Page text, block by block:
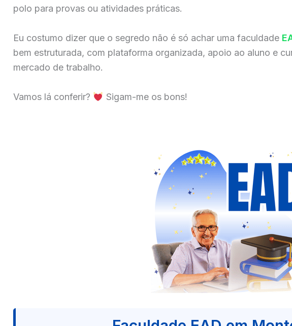
polo para provas ou atividades práticas.
Eu costumo dizer que o segredo não é só achar uma faculdade
bem estruturada, com plataforma organizada, apoio ao aluno e
mercado de trabalho.
Vamos lá conferir? Sigam-me os bons!